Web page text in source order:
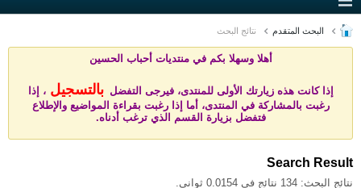
البحث المتقدم نتائج البحث
أهلا وسهلا بكم في منتديات أحباب الحسين
إذا كانت هذه زيارتك الأولى للمنتدى، فيرجى التفضل بالتسجيل ، إذا
رغبت بالمشاركة في المنتدى، أما إذا رغبت بقراءة المواضيع والإطلاع
فتفضل بزيارة القسم الذي ترغب أدناه.
Search Result
نتائج البحث: